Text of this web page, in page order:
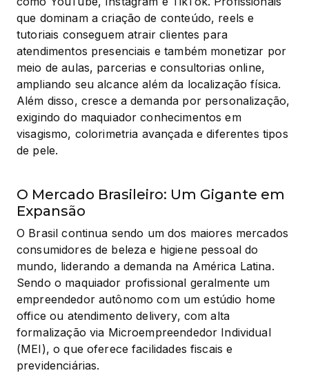
que dominam a criação de conteúdo, reels e
tutoriais conseguem atrair clientes para
atendimentos presenciais e também monetizar por
meio de aulas, parcerias e consultorias online,
ampliando seu alcance além da localização física.
Além disso, cresce a demanda por personalização,
exigindo do maquiador conhecimentos em
visagismo, colorimetria avançada e diferentes tipos
de pele.
O Mercado Brasileiro: Um Gigante em
Expansão
O Brasil continua sendo um dos maiores mercados
consumidores de beleza e higiene pessoal do
mundo, liderando a demanda na América Latina.
Sendo o maquiador profissional geralmente um
empreendedor autônomo com um estúdio home
office ou atendimento delivery, com alta
formalização via Microempreendedor Individual
(MEI), o que oferece facilidades fiscais e
previdenciárias.